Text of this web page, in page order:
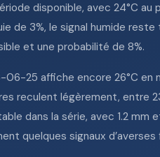
disponible, avec 24°C au
de 3%, le signal humide
et une probabilité de 8%.
25 affiche encore 26°C en
reculent légèrement, entre
dans la série, avec 1.2 mm
quelques signaux